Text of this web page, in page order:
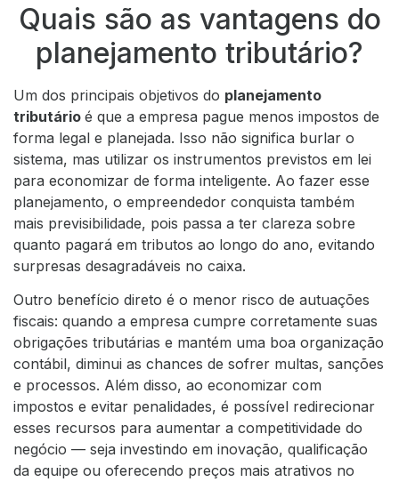
Quais são as vantagens do
planejamento tributário?
Um dos principais objetivos do planejamento
tributário é que a empresa pague menos impostos de
forma legal e planejada. Isso não significa burlar o
sistema, mas utilizar os instrumentos previstos em lei
para economizar de forma inteligente. Ao fazer esse
planejamento, o empreendedor conquista também
mais previsibilidade, pois passa a ter clareza sobre
quanto pagará em tributos ao longo do ano, evitando
surpresas desagradáveis no caixa.
Outro benefício direto é o menor risco de autuações
fiscais: quando a empresa cumpre corretamente suas
obrigações tributárias e mantém uma boa organização
contábil, diminui as chances de sofrer multas, sanções
e processos. Além disso, ao economizar com
impostos e evitar penalidades, é possível redirecionar
esses recursos para aumentar a competitividade do
negócio — seja investindo em inovação, qualificação
da equipe ou oferecendo preços mais atrativos no